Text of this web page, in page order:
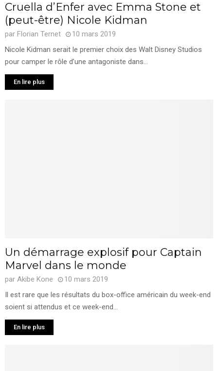
Cruella d’Enfer avec Emma Stone et
(peut-être) Nicole Kidman
par Florian Ternet
10 mars 2019
Nicole Kidman serait le premier choix des Walt Disney Studios
pour camper le rôle d’une antagoniste dans...
En lire plus
Un démarrage explosif pour Captain
Marvel dans le monde
par Akibe Kone
10 mars 2019
Il est rare que les résultats du box-office américain du week-end
soient si attendus et ce week-end...
En lire plus